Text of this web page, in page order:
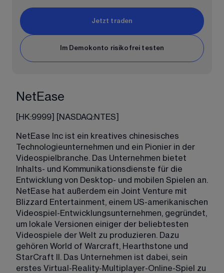
Jetzt traden
Im Demokonto risikofrei testen
NetEase
[HK:9999] [NASDAQ:NTES]
NetEase Inc ist ein kreatives chinesisches
Technologieunternehmen und ein Pionier in der
Videospielbranche. Das Unternehmen bietet
Inhalts- und Kommunikationsdienste für die
Entwicklung von Desktop- und mobilen Spielen an.
NetEase hat außerdem ein Joint Venture mit
Blizzard Entertainment, einem US-amerikanischen
Videospiel-Entwicklungsunternehmen, gegründet,
um lokale Versionen einiger der beliebtesten
Videospiele der Welt zu produzieren. Dazu
gehören World of Warcraft, Hearthstone und
StarCraft II. Das Unternehmen ist dabei, sein
erstes Virtual-Reality-Multiplayer-Online-Spiel zu